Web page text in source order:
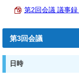
第2回会議 議事録
第3回会議
日時